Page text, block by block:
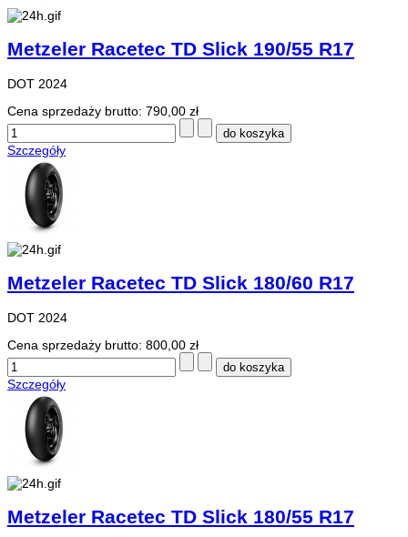
Metzeler Racetec TD Slick 190/55 R17
DOT 2024
Cena sprzedaży brutto: 790,00 zł
Szczegóły
Metzeler Racetec TD Slick 180/60 R17
DOT 2024
Cena sprzedaży brutto: 800,00 zł
Szczegóły
Metzeler Racetec TD Slick 180/55 R17